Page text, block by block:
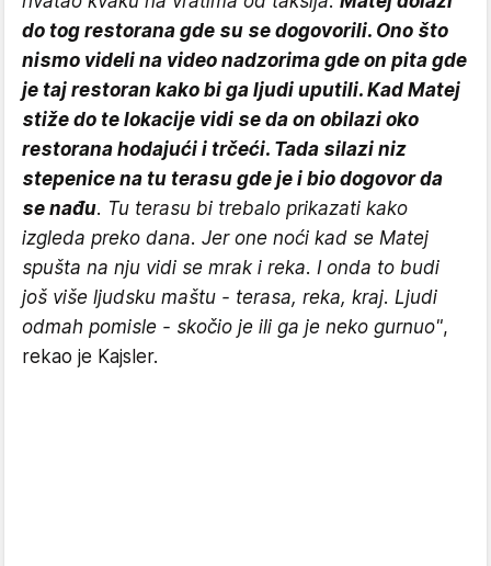
do tog restorana gde su se dogovorili. Ono što
nismo videli na video nadzorima gde on pita gde
je taj restoran kako bi ga ljudi uputili. Kad Matej
stiže do te lokacije vidi se da on obilazi oko
restorana hodajući i trčeći. Tada silazi niz
stepenice na tu terasu gde je i bio dogovor da
se nađu. Tu terasu bi trebalo prikazati kako
izgleda preko dana. Jer one noći kad se Matej
spušta na nju vidi se mrak i reka. I onda to budi
još više ljudsku maštu - terasa, reka, kraj. Ljudi
odmah pomisle - skočio je ili ga je neko gurnuo",
rekao je Kajsler.